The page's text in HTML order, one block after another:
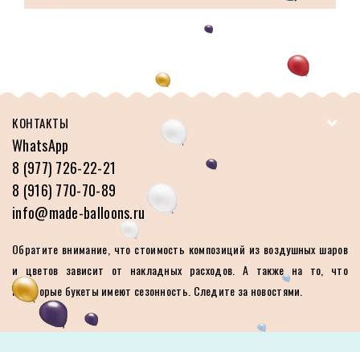
КОНТАКТЫ
WhatsApp
8 (977) 726-22-21
8 (916) 770-70-89
info@made-balloons.ru
Обратите внимание, что стоимость композиций из воздушных шаров
и цветов зависит от накладных расходов. А также на то, что
некоторые букеты имеют сезонность. Следите за новостями.